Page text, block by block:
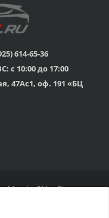
Профессиональная
консультация
мы знаем о Mazda CX-
Оперативная доставка
614-65-36
с 10:00 до 17:00
47Ас1, оф. 191 «БЦ
Mazda CX-5 Shop